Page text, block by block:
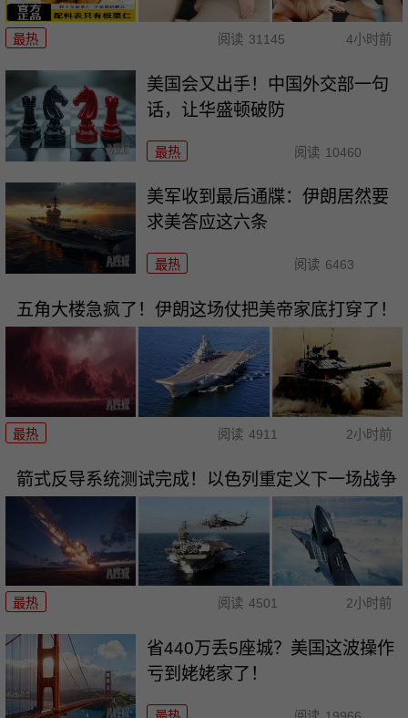
最热 阅读 31145 4小时前
美国会又出手！中国外交部一句
话，让华盛顿破防
最热 阅读 10460
美军收到最后通牒：伊朗居然要
求美答应这六条
最热 阅读 6463
五角大楼急疯了！伊朗这场仗把美帝家底打穿了！
最热 阅读 4911 2小时前
箭式反导系统测试完成！以色列重定义下一场战争
最热 阅读 4501 2小时前
省440万丢5座城？美国这波操作
亏到姥姥家了！